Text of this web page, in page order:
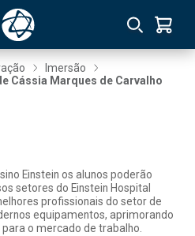
Imersão
Cássia Marques de Carvalho
Einstein os alunos poderão
setores do Einstein Hospital
profissionais do setor de
equipamentos, aprimorando
o mercado de trabalho.